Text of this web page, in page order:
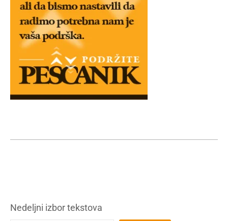
Nedeljni izbor tekstova